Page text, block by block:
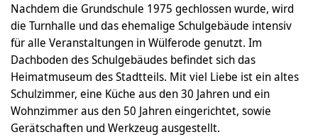
Nachdem die Grundschule 1975 gechlossen wurde, wird
die Turnhalle und das ehemalige Schulgebäude intensiv
für alle Veranstaltungen in Wülferode genutzt. Im
Dachboden des Schulgebäudes befindet sich das
Heimatmuseum des Stadtteils. Mit viel Liebe ist ein altes
Schulzimmer, eine Küche aus den 30 Jahren und ein
Wohnzimmer aus den 50 Jahren eingerichtet, sowie
Gerätschaften und Werkzeug ausgestellt.